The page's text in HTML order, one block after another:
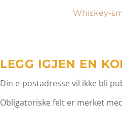
Whiskey-
LEGG IGJEN EN
Din e-postadresse vil ikke bli
Obligatoriske felt er merket